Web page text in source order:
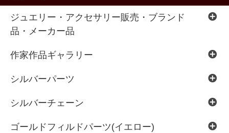
ジュエリー・アクセサリー販売・ブランド
品・メーカー品
作家作品ギャラリー
シルバーパーツ
シルバーチェーン
ゴールドフィルドパーツ(イエロー)